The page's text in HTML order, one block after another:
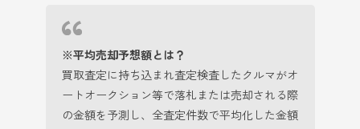
※平均売却予想額とは？
買取査定に持ち込まれ査定検査したクルマがオ
ートオークション等で落札または売却される際
の金額を予測し、全査定件数で平均化した金額